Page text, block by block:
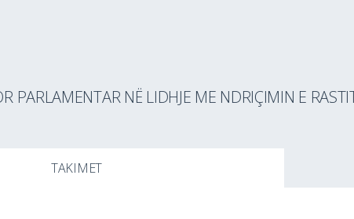
PARLAMENTAR NË LIDHJE ME NDRIÇIMIN E
TAKIMET